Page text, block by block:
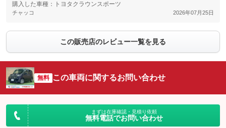
購入した車種：トヨタクラウンスポーツ
チャッコ 2026年07月25日
この販売店のレビュー一覧を見る
無料 この車両に関するお問い合わせ
まずは在庫確認・見積り依頼
無料電話でお問い合わせ